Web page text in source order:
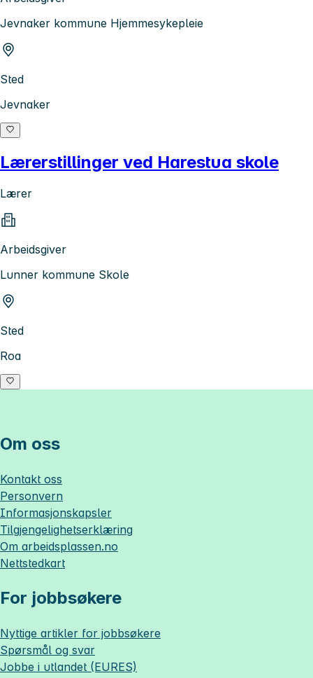
Jevnaker kommune Hjemmesykepleie
Sted
Jevnaker
Lærerstillinger ved Harestua skole
Lærer
Arbeidsgiver
Lunner kommune Skole
Sted
Roa
Om oss
Kontakt oss
Personvern
Informasjonskapsler
Tilgjengelighetserklæring
Om arbeidsplassen.no
Nettstedkart
For jobbsøkere
Nyttige artikler for jobbsøkere
Spørsmål og svar
Jobbe i utlandet (EURES)